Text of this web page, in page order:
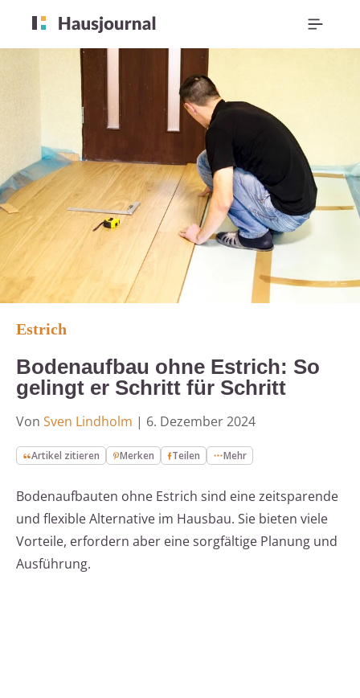
Estrich
Bodenaufbau ohne Estrich: So
gelingt er Schritt für Schritt
Von Sven Lindholm | 6. Dezember 2024
Artikel zitieren Merken Teilen Mehr
Bodenaufbauten ohne Estrich sind eine zeitsparende
und flexible Alternative im Hausbau. Sie bieten viele
Vorteile, erfordern aber eine sorgfältige Planung und
Ausführung.